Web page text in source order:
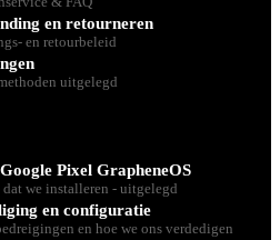
en retourneren
en retourbeleid
uitgelegd
Pixel GrapheneOS
dat we installeren - uitgelegd
en configuratie
en hoe we ons verdedigen